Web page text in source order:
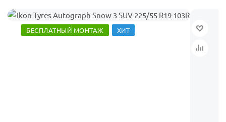
БЕСПЛАТНЫЙ МОНТАЖ ХИТ